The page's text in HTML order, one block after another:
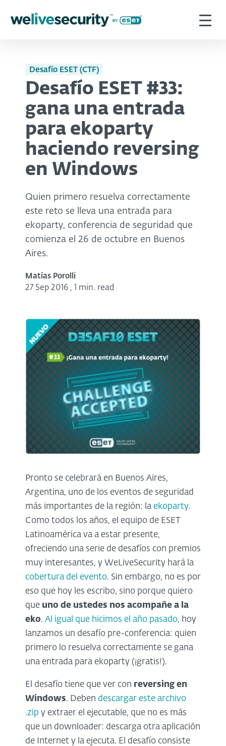
Desafío ESET (CTF)
Desafío ESET #33:
gana una entrada
para ekoparty
haciendo reversing
en Windows
Quien primero resuelva correctamente
este reto se lleva una entrada para
ekoparty, conferencia de seguridad que
comienza el 26 de octubre en Buenos
Aires.
Matías Porolli
27 Sep 2016 , 1 min. read
Pronto se celebrará en Buenos Aires,
Argentina, uno de los eventos de seguridad
más importantes de la región: la ekoparty.
Como todos los años, el equipo de ESET
Latinoamérica va a estar presente,
ofreciendo una serie de desafíos con premios
muy interesantes, y WeLiveSecurity hará la
cobertura del evento. Sin embargo, no es por
eso que hoy les escribo, sino porque quiero
que uno de ustedes nos acompañe a la
eko. Al igual que hicimos el año pasado, hoy
lanzamos un desafío pre-conferencia: quien
primero lo resuelva correctamente se gana
una entrada para ekoparty (¡gratis!).
El desafío tiene que ver con reversing en
Windows. Deben descargar este archivo
.zip y extraer el ejecutable, que no es más
que un downloader: descarga otra aplicación
de Internet y la ejecuta. El desafío consiste